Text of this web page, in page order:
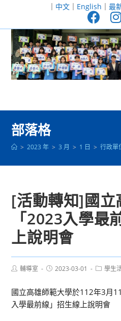
至
｜ 中文｜ English ｜ 最
部落格
> 2023 年 > 3 月 > 1 日 > 行政單
[活動轉知]國立
「2023入學最
上說明會
Post輔導室
Post2023-03-01
Post學生
國立高雄師範大學於112年3月
入學最前線」招生線上說明會